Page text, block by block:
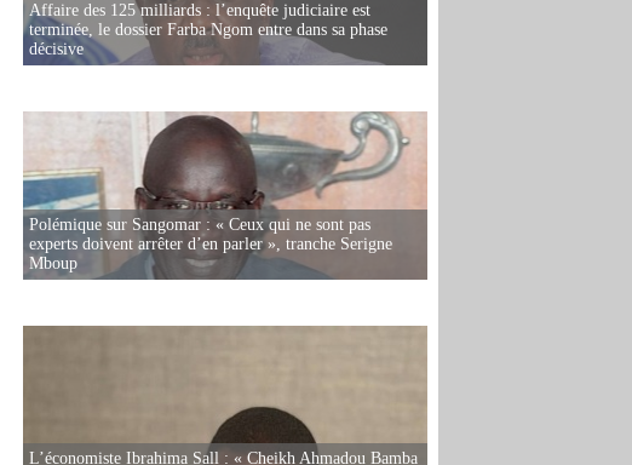
Affaire des 125 milliards : l’enquête judiciaire est
terminée, le dossier Farba Ngom entre dans sa phase
décisive
Polémique sur Sangomar : « Ceux qui ne sont pas
experts doivent arrêter d’en parler », tranche Serigne
Mboup
L’économiste Ibrahima Sall : « Cheikh Ahmadou Bamba